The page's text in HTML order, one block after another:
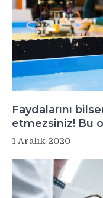
Faydalarını
etmezsiniz! Bu
1 Aralık 2020